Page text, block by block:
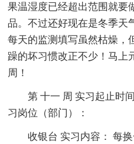
果温湿度已经超出范围就要
品。不过还好现在是冬季天
每天的监测填写虽然枯燥，
躁的坏习惯改正不少！马上
周！
第 十一 周 实习起止时间
习岗位（部门）：
收银台 实习内容： 每换